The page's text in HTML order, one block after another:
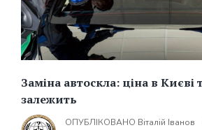
Заміна автоскла: ціна в Києві
залежить
ОПУБЛІКОВАНО Віталій Іванов